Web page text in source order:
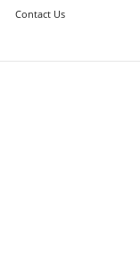
Contact Us